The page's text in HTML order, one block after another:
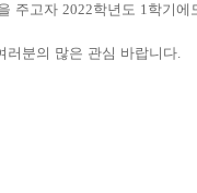
주고자 2022학년도 1학기에
러분의 많은 관심 바랍니다.